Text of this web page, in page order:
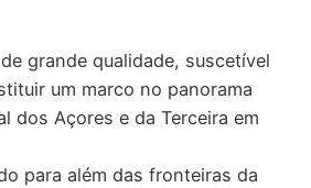
grande qualidade, suscetível
um marco no panorama
dos Açores e da Terceira em
para além das fronteiras da